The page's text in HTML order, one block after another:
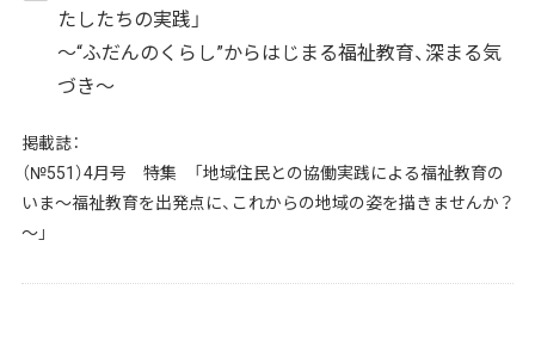
たしたちの実践」
～“ふだんのくらし”からはじまる福祉教育、深まる気
づき～
掲載誌：
（№551）4月号 特集 「地域住民との協働実践による福祉教育の
いま～福祉教育を出発点に、これからの地域の姿を描きませんか？
～」